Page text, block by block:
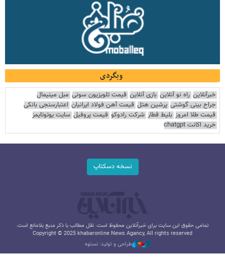
وبگردی
خبرآنلاین راه نو آنلاین بازی آنلاین قیمت تلویزیون سونی مبل مینیمال
جراح بینی گوشتی پرشین هتل قیمت آهن فولاد ایرانیان اعتبارسنجی بانکی
قیمت طلا امروز بلیط قطار شرکت رادوکو قیمت پروفیل سایت یوتوتایمز
خرید اکانت chatgpt
نسخه دسکتاپ
تمامی حقوق این سایت برای خبرآنلاین محفوظ است. نقل مطالب با ذکر منبع بلامانع است.
Copyright © 2025 khabaronline News Agancy, All rights reserved
طراحی و تولید: نستوه